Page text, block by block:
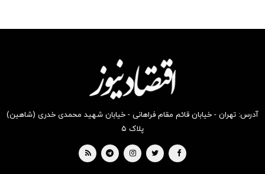
آدرس: تهران - خیابان قائم مقام فراهانی - خیابان شهید محمدی خدری (شاهین)
پلاک ۵